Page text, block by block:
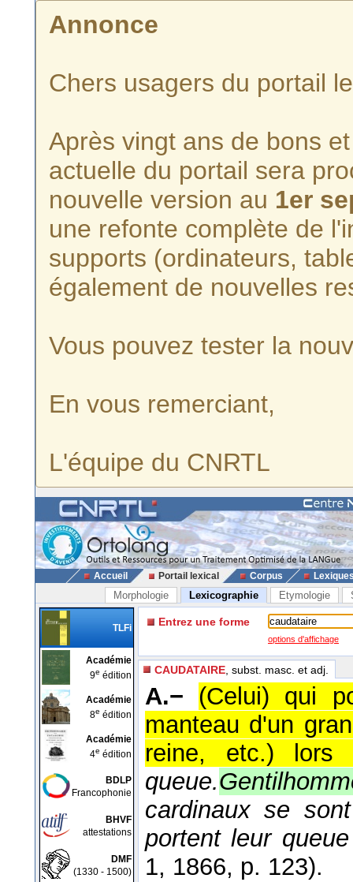
Annonce
Chers usagers du portail
Après vingt ans de bons
actuelle du portail sera
nouvelle version au 1er
une refonte complète de
supports (ordinateurs,
également de nouvelles
Vous pouvez tester la
En vous remerciant,
L'équipe du CNRTL
Accueil Portail lexical Corpus
Morphologie Lexicographie Etymologie
TLFi
Académie
9e édition
Académie
8e édition
Académie
4e édition
BDLP
Francophonie
BHVF
attestations
DMF
(1330 - 1500)
Entrez une forme
options d'affichage
CAUDATAIRE , subst. masc. et adj.
A.−
(Celui) qui
manteau d'un
reine, etc.) lors
queue.
cardinaux se
portent leur
1, 1866, p. 123).